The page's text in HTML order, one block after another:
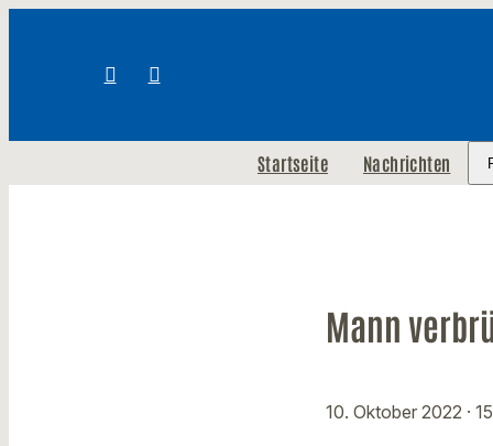
Startseite Nachrichten
Mann
10. Oktober 2022 ·